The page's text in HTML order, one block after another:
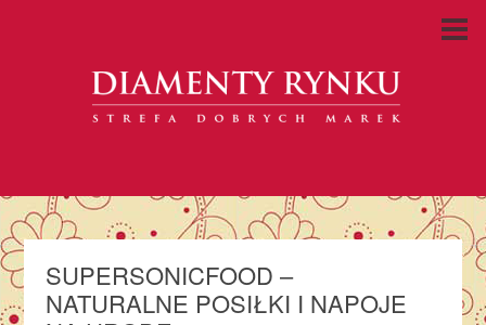
SUPERSONICFOOD –
NATURALNE POSIŁKI I NAPOJE